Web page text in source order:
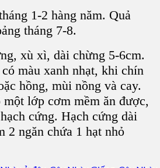
1-2 hàng năm. Quả
tháng 7-8.
xù xì, dài chừng 5-6cm.
màu xanh nhạt, khi chín
hồng, mùi nồng và cay.
lớp cơm mềm ăn được,
cứng. Hạch cứng dài
2 ngăn chứa 1 hạt nhỏ